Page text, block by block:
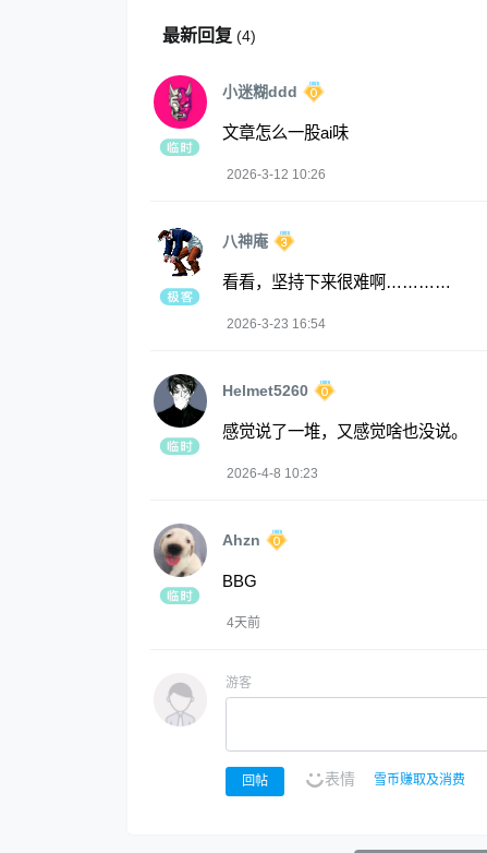
最新回复 (4)
小迷糊ddd
文章怎么一股ai味
2026-3-12 10:26
八神庵
看看，坚持下来很难啊…………
2026-3-23 16:54
Helmet5260
感觉说了一堆，又感觉啥也没说。
2026-4-8 10:23
Ahzn
BBG
4天前
游客
回帖 表情 雪币赚取及消费